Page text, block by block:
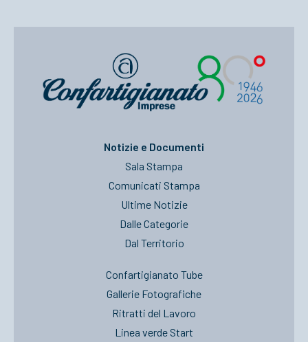
Notizie e Documenti
Sala Stampa
Comunicati Stampa
Ultime Notizie
Dalle Categorie
Dal Territorio
Confartigianato Tube
Gallerie Fotografiche
Ritratti del Lavoro
Linea verde Start